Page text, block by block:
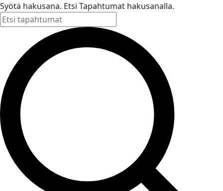
Syötä hakusana. Etsi Tapahtumat hakusanalla.